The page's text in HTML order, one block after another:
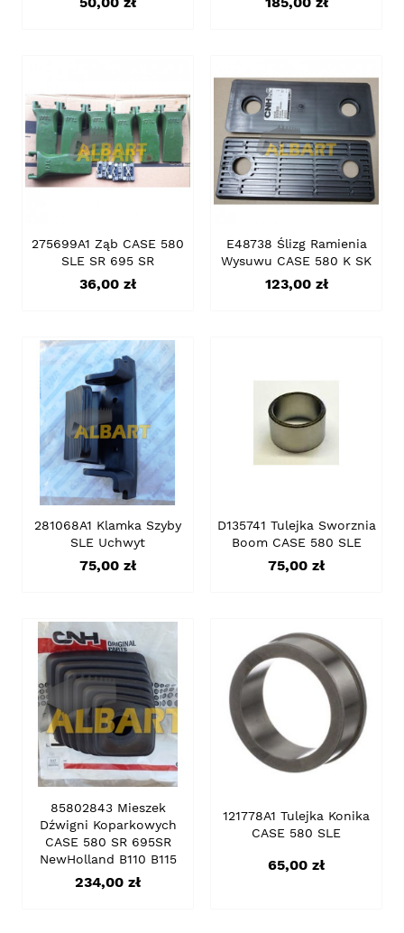
275699A1 Ząb CASE 580
SLE SR 695 SR
Cena
36,00 zł
E48738 Ślizg Ramienia
Wysuwu CASE 580 K SK
Cena
123,00 zł
281068A1 Klamka Szyby
SLE Uchwyt
Cena
75,00 zł
D135741 Tulejka Sworznia
Boom CASE 580 SLE
Cena
75,00 zł
85802843 Mieszek
Dźwigni Koparkowych
CASE 580 SR 695SR
NewHolland B110 B115
Cena
234,00 zł
121778A1 Tulejka Konika
CASE 580 SLE
Cena
65,00 zł